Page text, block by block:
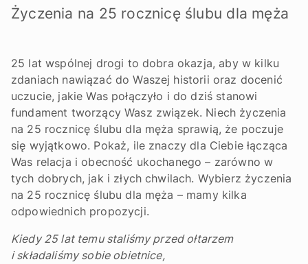
Życzenia na 25 rocznicę ślubu dla męża
25 lat wspólnej drogi to dobra okazja, aby w kilku
zdaniach nawiązać do Waszej historii oraz docenić
uczucie, jakie Was połączyło i do dziś stanowi
fundament tworzący Wasz związek. Niech życzenia
na 25 rocznicę ślubu dla męża sprawią, że poczuje
się wyjątkowo. Pokaż, ile znaczy dla Ciebie łącząca
Was relacja i obecność ukochanego – zarówno w
tych dobrych, jak i złych chwilach. Wybierz życzenia
na 25 rocznicę ślubu dla męża – mamy kilka
odpowiednich propozycji.
Kiedy 25 lat temu staliśmy przed ołtarzem
i składaliśmy sobie obietnice,